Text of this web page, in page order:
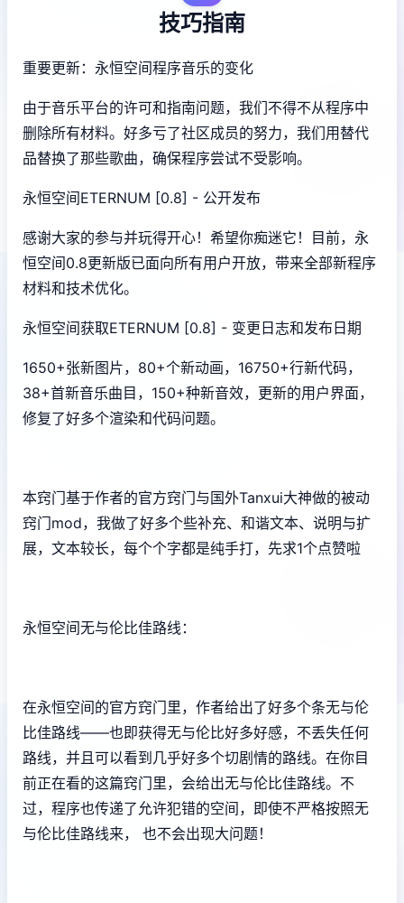
技巧指南
重要更新：永恒空间程序音乐的变化
由于音乐平台的许可和指南问题，我们不得不从程序中
删除所有材料。好多亏了社区成员的努力，我们用替代
品替换了那些歌曲，确保程序尝试不受影响。
永恒空间ETERNUM [0.8] - 公开发布
感谢大家的参与并玩得开心！希望你痴迷它！目前，永
恒空间0.8更新版已面向所有用户开放，带来全部新程序
材料和技术优化。
永恒空间获取ETERNUM [0.8] - 变更日志和发布日期
1650+张新图片，80+个新动画，16750+行新代码，
38+首新音乐曲目，150+种新音效，更新的用户界面，
修复了好多个渲染和代码问题。
本窍门基于作者的官方窍门与国外Tanxui大神做的被动
窍门mod，我做了好多个些补充、和谐文本、说明与扩
展，文本较长，每个个字都是纯手打，先求1个点赞啦
永恒空间无与伦比佳路线：
在永恒空间的官方窍门里，作者给出了好多个条无与伦
比佳路线——也即获得无与伦比好多好感，不丢失任何
路线，并且可以看到几乎好多个切剧情的路线。在你目
前正在看的这篇窍门里，会给出无与伦比佳路线。不
过，程序也传递了允许犯错的空间，即使不严格按照无
与伦比佳路线来， 也不会出现大问题！